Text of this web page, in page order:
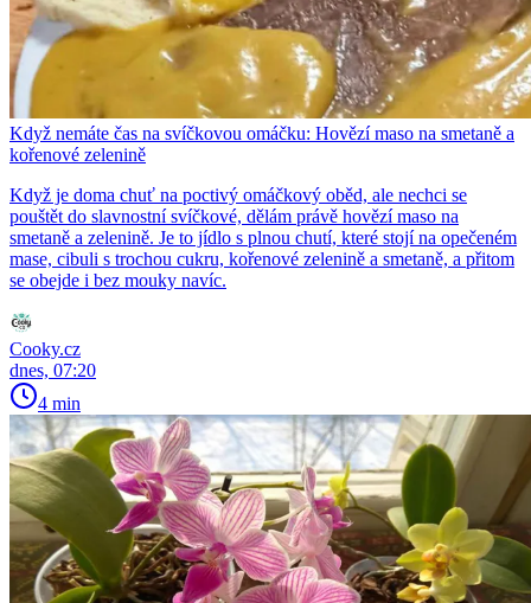
Když nemáte čas na svíčkovou omáčku: Hovězí maso na smetaně a
kořenové zelenině
Když je doma chuť na poctivý omáčkový oběd, ale nechci se
pouštět do slavnostní svíčkové, dělám právě hovězí maso na
smetaně a zelenině. Je to jídlo s plnou chutí, které stojí na opečeném
mase, cibuli s trochou cukru, kořenové zelenině a smetaně, a přitom
se obejde i bez mouky navíc.
Cooky.cz
dnes, 07:20
4 min